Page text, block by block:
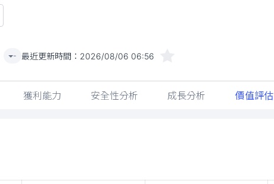
- 最近更新時間： 2026/08/06 06:56
獲利能力 安全性分析 成長分析 價值評估